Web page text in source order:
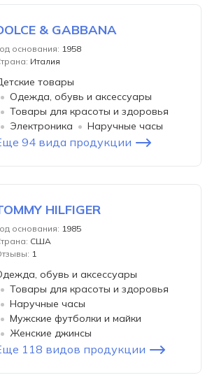
& GABBANA
основания: 1958
Италия
товары
Одежда, обувь и аксессуары
Товары для красоты и здоровья
Электроника
Наручные часы
94 вида продукции
HILFIGER
основания: 1985
США
1
обувь и аксессуары
Товары для красоты и здоровья
Наручные часы
Мужские футболки и майки
Женские джинсы
118 видов продукции